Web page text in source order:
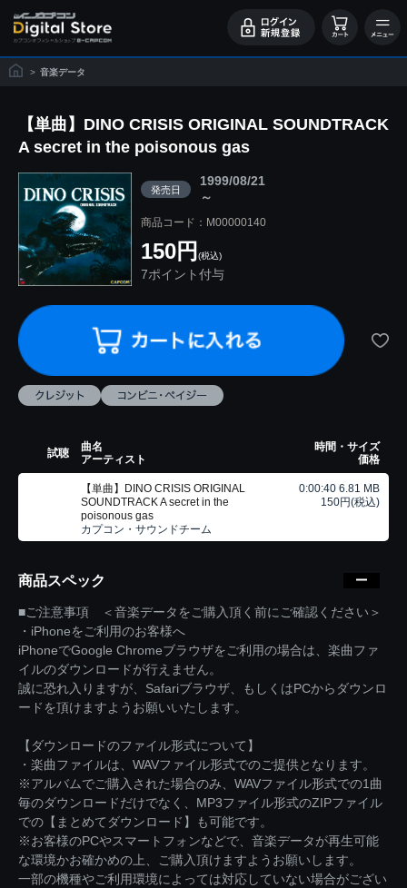
> 音楽データ
【単曲】DINO CRISIS ORIGINAL SOUNDTRACK
A secret in the poisonous gas
発売日
1999/08/21
～
商品コード：M00000140
150円 (税込)
7ポイント付与
試聴
曲名
アーティスト
時間・サイズ
価格
【単曲】DINO CRISIS ORIGINAL
SOUNDTRACK A secret in the
poisonous gas
カプコン・サウンドチーム
0:00:40 6.81 MB
150円(税込)
商品スペック
■ご注意事項 ＜音楽データをご購入頂く前にご確認ください＞
・iPhoneをご利用のお客様へ
iPhoneでGoogle Chromeブラウザをご利用の場合は、楽曲ファ
イルのダウンロードが行えません。
誠に恐れ入りますが、Safariブラウザ、もしくはPCからダウンロ
ードを頂けますようお願いいたします。
【ダウンロードのファイル形式について】
・楽曲ファイルは、WAVファイル形式でのご提供となります。
※アルバムでご購入された場合のみ、WAVファイル形式での1曲
毎のダウンロードだけでなく、MP3ファイル形式のZIPファイル
での【まとめてダウンロード】も可能です。
※お客様のPCやスマートフォンなどで、音楽データが再生可能
な環境かお確かめの上、ご購入頂けますようお願いします。
一部の機種やご利用環境によっては対応していない場合がござい